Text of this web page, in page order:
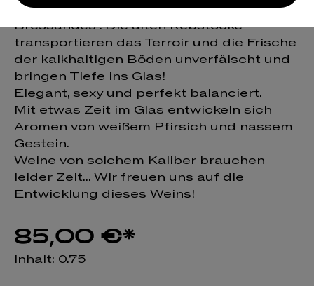
100% Chardonnay aus der Lage "Les
Bressandes". Die alten Rebstöcke
transportieren das Terroir und die Frische
der kalkhaltigen Böden unverfälscht und
bringen Tiefe ins Glas!
Elegant, sexy und perfekt balanciert.
Mit etwas Zeit im Glas entwickeln sich
Aromen von weißem Pfirsich und nassem
Gestein.
Weine von solchem Kaliber brauchen
leider Zeit... Wir freuen uns auf die
Entwicklung dieses Weins!
85,00 €*
Inhalt: 0.75